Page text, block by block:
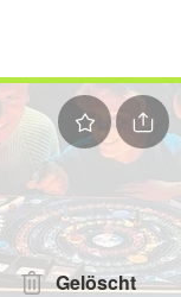
Gelöscht